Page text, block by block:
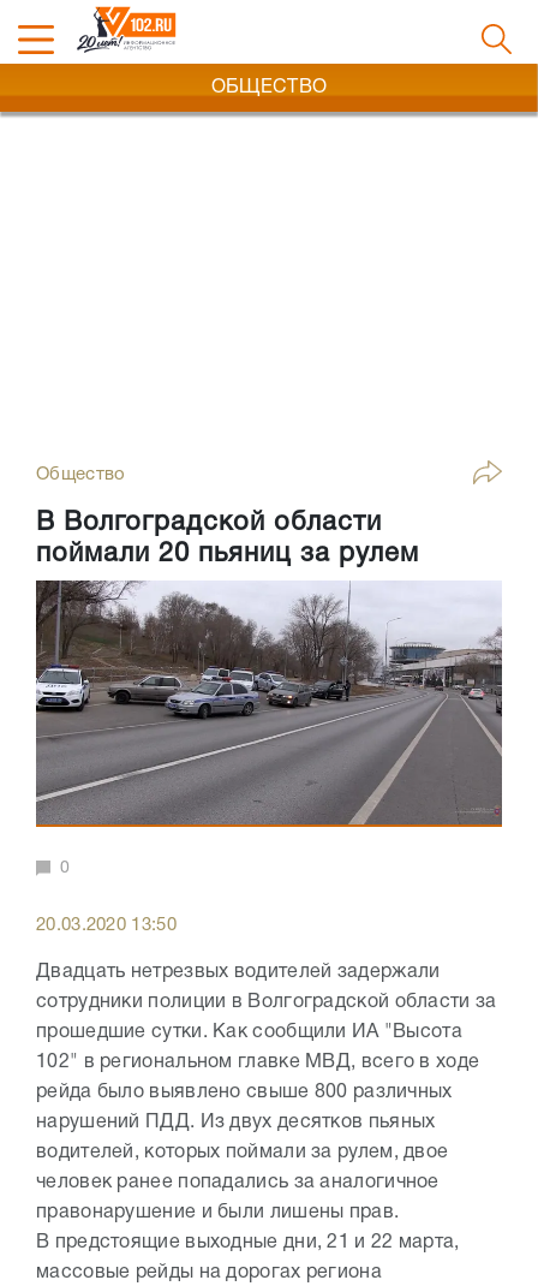
ОБЩЕСТВО
Общество
В Волгоградской области
поймали 20 пьяниц за рулем
0
20.03.2020 13:50
Двадцать нетрезвых водителей задержали
сотрудники полиции в Волгоградской области за
прошедшие сутки. Как сообщили ИА "Высота
102" в региональном главке МВД, всего в ходе
рейда было выявлено свыше 800 различных
нарушений ПДД. Из двух десятков пьяных
водителей, которых поймали за рулем, двое
человек ранее попадались за аналогичное
правонарушение и были лишены прав.
В предстоящие выходные дни, 21 и 22 марта,
массовые рейды на дорогах региона